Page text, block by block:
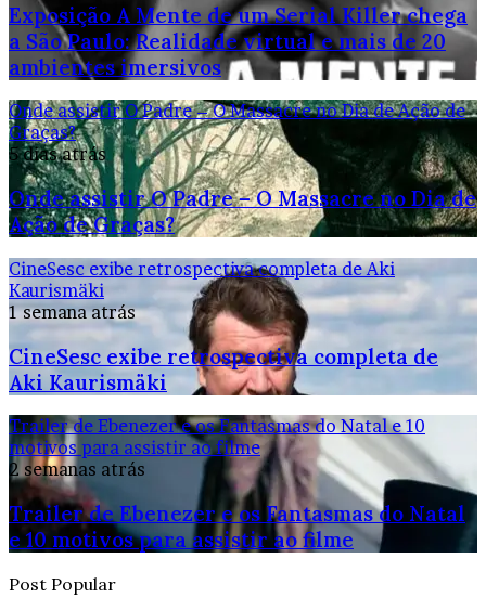
Exposição A Mente de um Serial Killer chega
a São Paulo: Realidade virtual e mais de 20
ambientes imersivos
Onde assistir O Padre – O Massacre no Dia de Ação de
Graças?
5 dias atrás
Onde assistir O Padre – O Massacre no Dia de
Ação de Graças?
CineSesc exibe retrospectiva completa de Aki
Kaurismäki
1 semana atrás
CineSesc exibe retrospectiva completa de
Aki Kaurismäki
Trailer de Ebenezer e os Fantasmas do Natal e 10
motivos para assistir ao filme
2 semanas atrás
Trailer de Ebenezer e os Fantasmas do Natal
e 10 motivos para assistir ao filme
Post Popular